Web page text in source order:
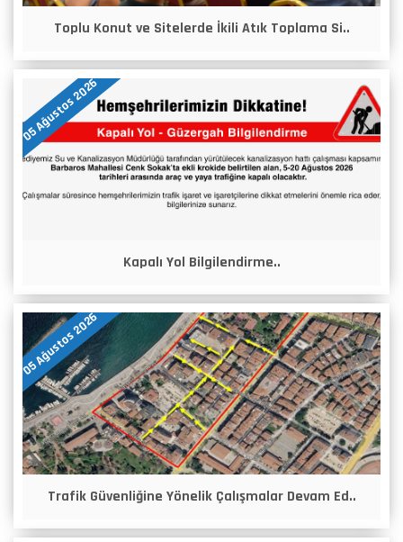
Toplu Konut ve Sitelerde İkili Atık Toplama Si..
05 Ağustos 2026
Kapalı Yol Bilgilendirme..
05 Ağustos 2026
Trafik Güvenliğine Yönelik Çalışmalar Devam Ed..